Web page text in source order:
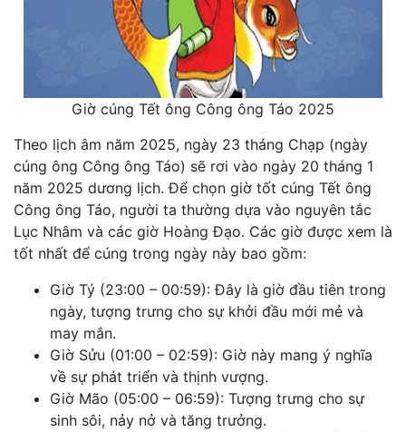
Giờ cúng Tết ông Công ông Táo 2025
Theo lịch âm năm 2025, ngày 23 tháng Chạp (ngày
cúng ông Công ông Táo) sẽ rơi vào ngày 20 tháng 1
năm 2025 dương lịch. Để chọn giờ tốt cúng Tết ông
Công ông Táo, người ta thường dựa vào nguyên tắc
Lục Nhâm và các giờ Hoàng Đạo. Các giờ được xem là
tốt nhất để cúng trong ngày này bao gồm:
Giờ Tý (23:00 – 00:59): Đây là giờ đầu tiên trong
ngày, tượng trưng cho sự khởi đầu mới mẻ và
may mắn.
Giờ Sửu (01:00 – 02:59): Giờ này mang ý nghĩa
về sự phát triển và thịnh vượng.
Giờ Mão (05:00 – 06:59): Tượng trưng cho sự
sinh sôi, nảy nở và tăng trưởng.